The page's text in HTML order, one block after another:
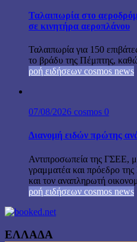
Ταλαιπωρία στο
σε κινητήρα αεροπλάνου
Ταλαιπωρία για 150
το βράδυ της Πέμπτης,
ροή ειδήσεων cosmos news
07/08/2026 cosmos 0
Διανομή ειδών πρώτης
Αντιπροσωπεία της ΓΣΕΕ,
γραμματέα και πρόεδρο
και τον αναπληρωτή
ροή ειδήσεων cosmos news
ΕΛΛΑΔΑ